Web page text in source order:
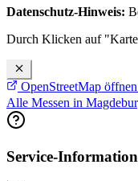
Datenschutz-Hinweis:
Durch Klicken auf "Karte
OpenStreetMap öffnen
Alle Messen in
Service-